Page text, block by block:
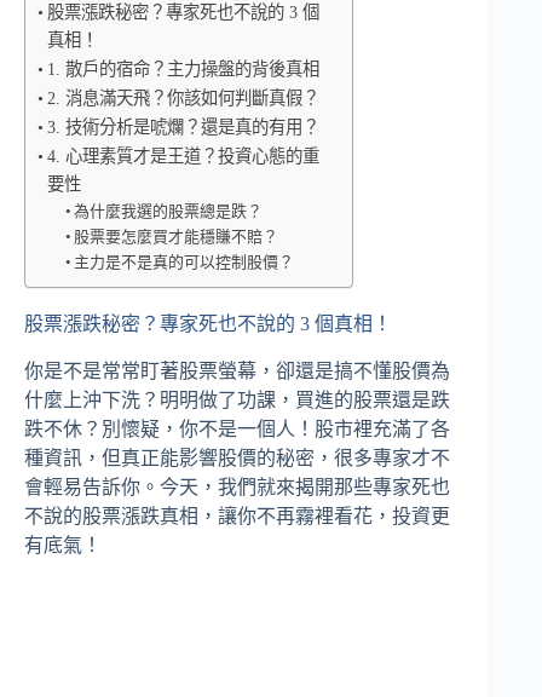
股票漲跌秘密？專家死也不說的 3 個
真相！
1. 散戶的宿命？主力操盤的背後真相
2. 消息滿天飛？你該如何判斷真假？
3. 技術分析是唬爛？還是真的有用？
4. 心理素質才是王道？投資心態的重
要性
為什麼我選的股票總是跌？
股票要怎麼買才能穩賺不賠？
主力是不是真的可以控制股價？
股票漲跌秘密？專家死也不說的 3 個真相！
你是不是常常盯著股票螢幕，卻還是搞不懂股價為
什麼上沖下洗？明明做了功課，買進的股票還是跌
跌不休？別懷疑，你不是一個人！股市裡充滿了各
種資訊，但真正能影響股價的秘密，很多專家才不
會輕易告訴你。今天，我們就來揭開那些專家死也
不說的股票漲跌真相，讓你不再霧裡看花，投資更
有底氣！